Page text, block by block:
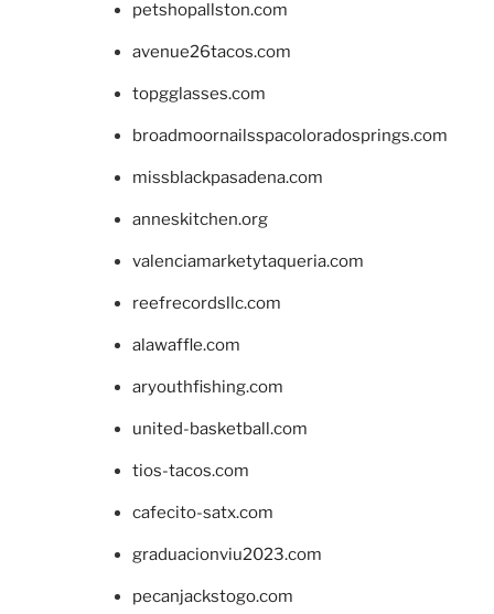
petshopallston.com
avenue26tacos.com
topgglasses.com
broadmoornailsspacoloradosprings.com
missblackpasadena.com
anneskitchen.org
valenciamarketytaqueria.com
reefrecordsllc.com
alawaffle.com
aryouthfishing.com
united-basketball.com
tios-tacos.com
cafecito-satx.com
graduacionviu2023.com
pecanjackstogo.com